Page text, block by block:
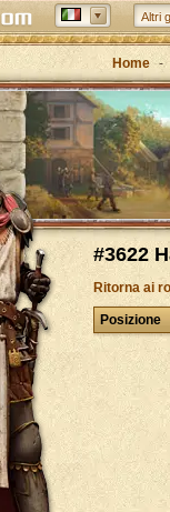
Altri
Home -
#3622
Ritorna ai
Posizione